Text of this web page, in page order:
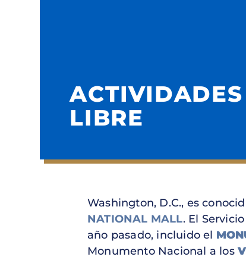
LIBRE
Washington, D.C., es
NATIONAL MALL. El
año pasado, incluido el
Monumento Nacional a los